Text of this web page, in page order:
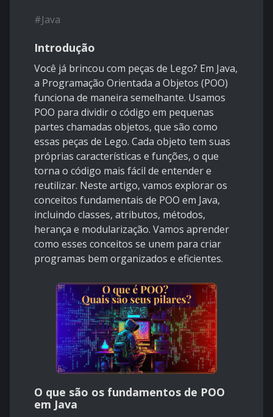
#Java
Introdução
Você já brincou com peças de Lego? Em Java,
a Programação Orientada a Objetos (POO)
funciona de maneira semelhante. Usamos
POO para dividir o código em pequenas
partes chamadas objetos, que são como
essas peças de Lego. Cada objeto tem suas
próprias características e funções, o que
torna o código mais fácil de entender e
reutilizar. Neste artigo, vamos explorar os
conceitos fundamentais de POO em Java,
incluindo classes, atributos, métodos,
herança e modularização. Vamos aprender
como esses conceitos se unem para criar
programas bem organizados e eficientes.
O que são os fundamentos de POO
em Java